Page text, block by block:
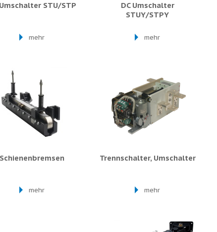
STU/STP
mehr
DC Umschalter
STUY/STPY
mehr
Schienenbremsen
mehr
Trennschalter, Umschalter
mehr